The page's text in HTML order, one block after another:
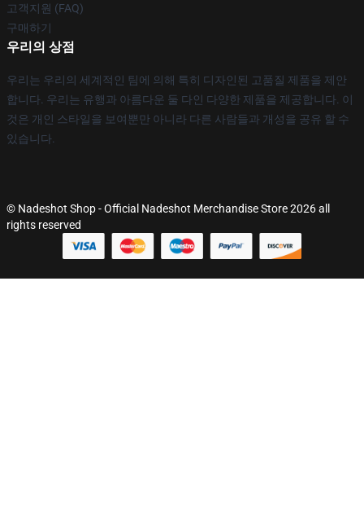
고객지원 (FAQ)
구매하기
우리의 상점
우리는 우리의 세계적인 팀에 의해 특히 디자인된 고품질 제품을 제안
합니다. 우리는 유행과 아름다운 둘 다인 다양한 제품을 제공합니다. 이
것은 개인 스타일을 보여뿐만 아니라 다른 사람들과 개성을 공유 할 수
있습니다.
© Nadeshot Shop - Official Nadeshot Merchandise Store 2026 all
rights reserved